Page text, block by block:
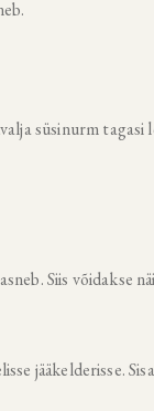
süsinurm
Siis võidakse
jääkelderisse.